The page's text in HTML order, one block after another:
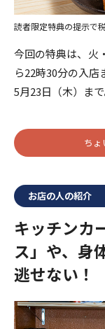
読者限定特典の提示で
今回の特典は、火
ら22時30分の入
5月23日（木）まで
ち
お店の人の紹介
キッチンカ
ス」や、身
逃せない！